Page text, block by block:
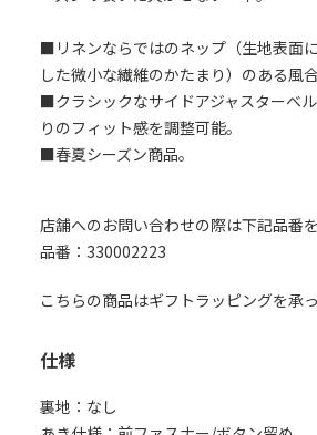
■リネンならではのネップ（生地表面
した微小な繊維のかたまり）のある風合
■クラシックなサイドアジャスターベ
りのフィット感を調整可能。
■春夏シーズン商品。
店舗へのお問い合わせの際は下記品番
品番：330002223
こちらの商品はギフトラッピングを承
仕様
裏地：なし